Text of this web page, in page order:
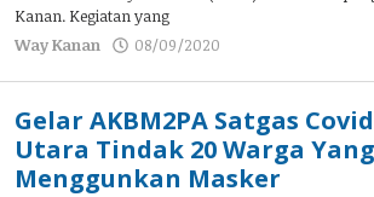
Kanan. Kegiatan yang
Way Kanan
08/09/2020
Gelar AKBM2PA Satgas
Utara Tindak 20 Warga
Menggunkan Masker